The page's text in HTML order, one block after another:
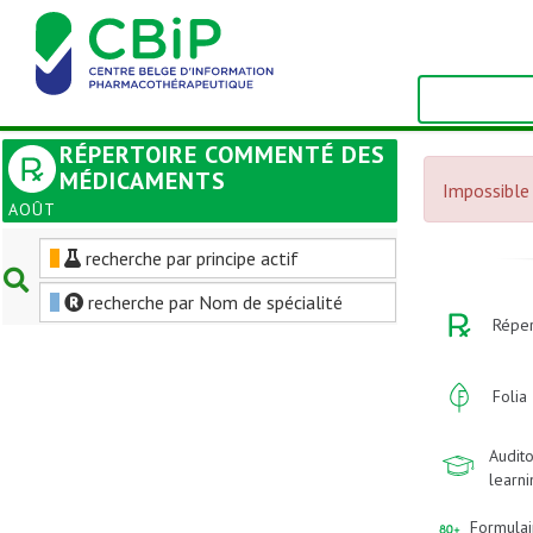
RÉPERTOIRE COMMENTÉ DES
MÉDICAMENTS
AOÛT
recherche par principe actif
recherche par Nom de spécialité
Impossible
Folia